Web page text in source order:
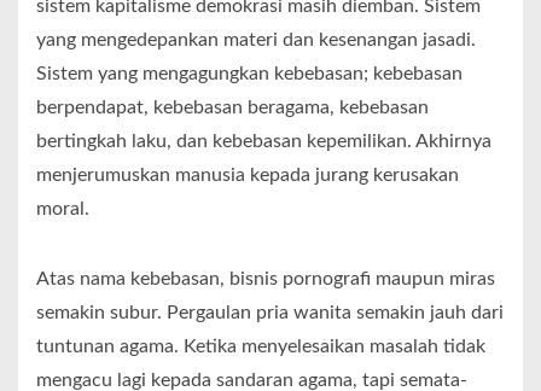
sistem kapitalisme demokrasi masih diemban. Sistem
yang mengedepankan materi dan kesenangan jasadi.
Sistem yang mengagungkan kebebasan; kebebasan
berpendapat, kebebasan beragama, kebebasan
bertingkah laku, dan kebebasan kepemilikan. Akhirnya
menjerumuskan manusia kepada jurang kerusakan
moral.
Atas nama kebebasan, bisnis pornografi maupun miras
semakin subur. Pergaulan pria wanita semakin jauh dari
tuntunan agama. Ketika menyelesaikan masalah tidak
mengacu lagi kepada sandaran agama, tapi semata-